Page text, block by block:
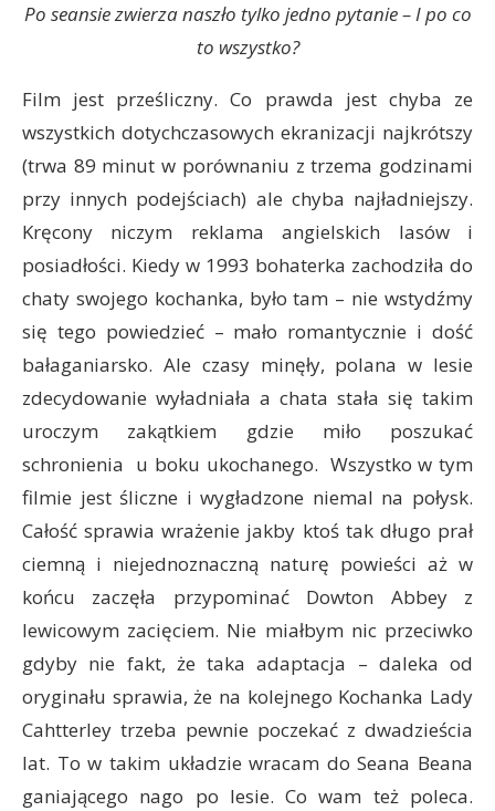
Po seansie zwierza naszło tylko jedno pytanie – I po co
to wszystko?
Film jest prześliczny. Co prawda jest chyba ze
wszystkich dotychczasowych ekranizacji najkrótszy
(trwa 89 minut w porównaniu z trzema godzinami
przy innych podejściach) ale chyba najładniejszy.
Kręcony niczym reklama angielskich lasów i
posiadłości. Kiedy w 1993 bohaterka zachodziła do
chaty swojego kochanka, było tam – nie wstydźmy
się tego powiedzieć – mało romantycznie i dość
bałaganiarsko. Ale czasy minęły, polana w lesie
zdecydowanie wyładniała a chata stała się takim
uroczym zakątkiem gdzie miło poszukać
schronienia u boku ukochanego. Wszystko w tym
filmie jest śliczne i wygładzone niemal na połysk.
Całość sprawia wrażenie jakby ktoś tak długo prał
ciemną i niejednoznaczną naturę powieści aż w
końcu zaczęła przypominać Dowton Abbey z
lewicowym zacięciem. Nie miałbym nic przeciwko
gdyby nie fakt, że taka adaptacja – daleka od
oryginału sprawia, że na kolejnego Kochanka Lady
Cahtterley trzeba pewnie poczekać z dwadzieścia
lat. To w takim układzie wracam do Seana Beana
ganiającego nago po lesie. Co wam też poleca.